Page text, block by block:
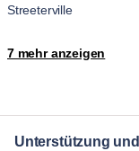
Streeterville
Uptown
7 mehr anzeigen
Unterstützung